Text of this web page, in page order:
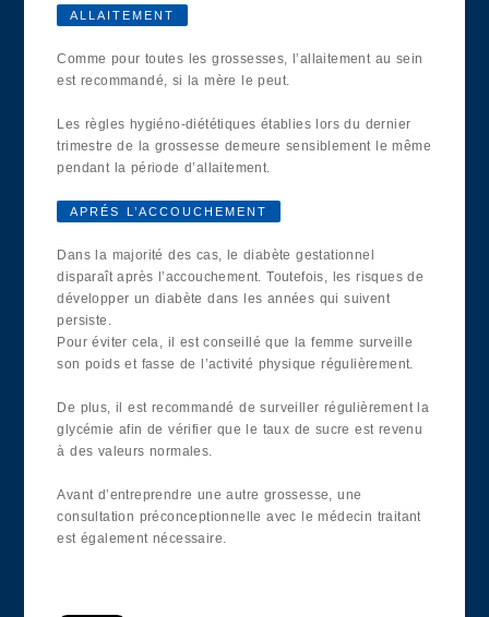
ALLAITEMENT
Comme pour toutes les grossesses, l’allaitement au sein
est recommandé, si la mère le peut.
Les règles hygiéno-diététiques établies lors du dernier
trimestre de la grossesse demeure sensiblement le même
pendant la période d’allaitement.
APRÉS L’ACCOUCHEMENT
Dans la majorité des cas, le diabète gestationnel
disparaît après l’accouchement. Toutefois, les risques de
développer un diabète dans les années qui suivent
persiste.
Pour éviter cela, il est conseillé que la femme surveille
son poids et fasse de l’activité physique régulièrement.
De plus, il est recommandé de surveiller régulièrement la
glycémie afin de vérifier que le taux de sucre est revenu
à des valeurs normales.
Avant d’entreprendre une autre grossesse, une
consultation préconceptionnelle avec le médecin traitant
est également nécessaire.